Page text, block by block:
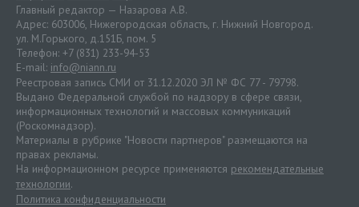
Главный редактор — Назарова А.В.
Адрес: 603006, Нижегородская область, г. Нижний Новгород.
ул. М.Горького, д.151Б, пом. 5
Телефон: +7 (831) 233-94-53
E-mail: info@niann.ru
Реестровая запись СМИ от 31.12.2020 ЭЛ № ФС 77 - 79798.
Выдано Федеральной службой по надзору в сфере связи,
информационных технологий и массовых коммуникаций
(Роскомнадзор).
Материалы в рубрике "Новости партнеров" размещаются на
правах рекламы.
На информационном ресурсе применяются рекомендательные
технологии.
Политика конфиденциальности